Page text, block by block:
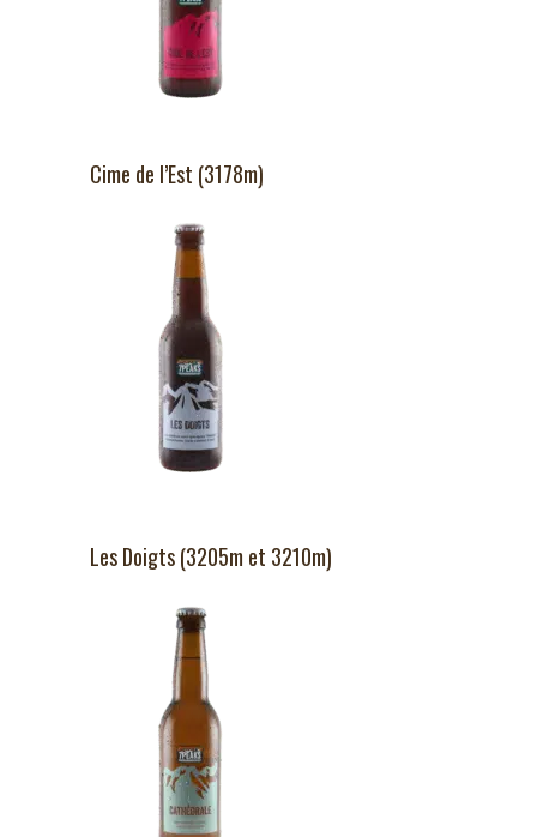
Cime de l’Est (3178m)
Les Doigts (3205m et 3210m)